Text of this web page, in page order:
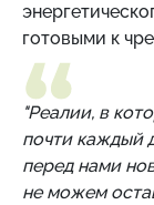
готовыми к
"Реалии, в
почти каждый
перед нами
не можем